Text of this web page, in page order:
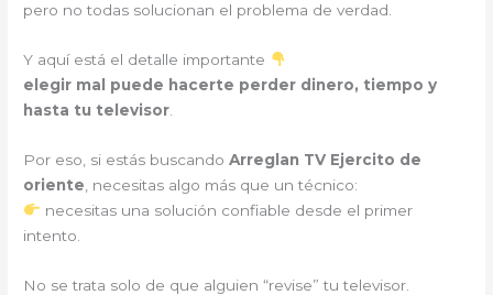
pero no todas solucionan el problema de verdad.
Y aquí está el detalle importante
elegir mal puede hacerte perder dinero, tiempo y
hasta tu televisor
Por eso, si estás buscandoArreglan TV Ejercito de
oriente , necesitas algo más que un técnico:
necesitas una solución confiable desde el primer
intento.
No se trata solo de que alguien “revise” tu televisor.